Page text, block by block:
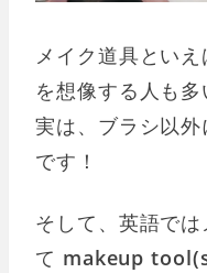
メイク道具とい
を想像する人も多
実は、ブラシ以
です！
そして、英語で
て makeup